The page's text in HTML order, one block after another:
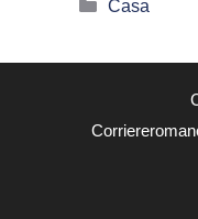
Categorie
Casa